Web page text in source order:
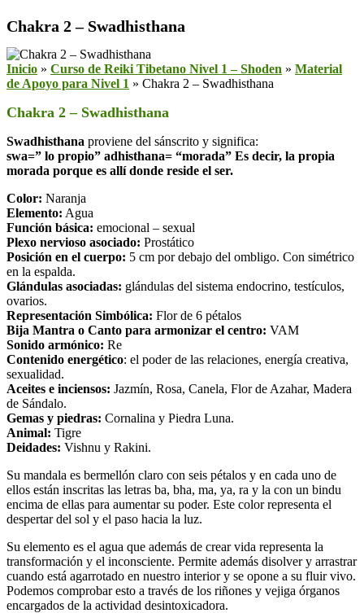
Chakra 2 – Swadhisthana
Inicio » Curso de Reiki Tibetano Nivel 1 – Shoden » Material
de Apoyo para Nivel 1 » Chakra 2 – Swadhisthana
Chakra 2 – Swadhisthana
Swadhisthana proviene del sánscrito y significa:
swa=” lo propio” adhisthana= “morada” Es decir, la propia
morada porque es allí donde reside el ser.
Color: Naranja
Elemento: Agua
Función básica: emocional – sexual
Plexo nervioso asociado: Prostático
Posición en el cuerpo: 5 cm por debajo del ombligo. Con simétrico
en la espalda.
Glándulas asociadas: glándulas del sistema endocrino, testículos,
ovarios.
Representación Simbólica: Flor de 6 pétalos
Bija Mantra o Canto para armonizar el centro: VAM
Sonido armónico: Re
Contenido energético: el poder de las relaciones, energía creativa,
sexualidad.
Aceites e inciensos: Jazmín, Rosa, Canela, Flor de Azahar, Madera
de Sándalo.
Gemas y piedras: Cornalina y Piedra Luna.
Animal: Tigre
Deidades: Vishnu y Rakini.
Su mandala es bermellón claro con seis pétalos y en cada uno de
ellos están inscritas las letras ba, bha, ma, ya, ra y la con un bindu
encima de ellas para aumentar su poder. Este color representa el
despertar del sol y el paso hacia la luz.
Su elemento es el agua que además de crear vida representa la
transformación y el inconsciente. Permite además disolver y arrastrar
cuando está agarrotado en nuestro interior y se opone a su fluir vivo.
Podemos comprobar esto a través de los riñones y vejiga órganos
encargados de la actividad desintoxicadora.